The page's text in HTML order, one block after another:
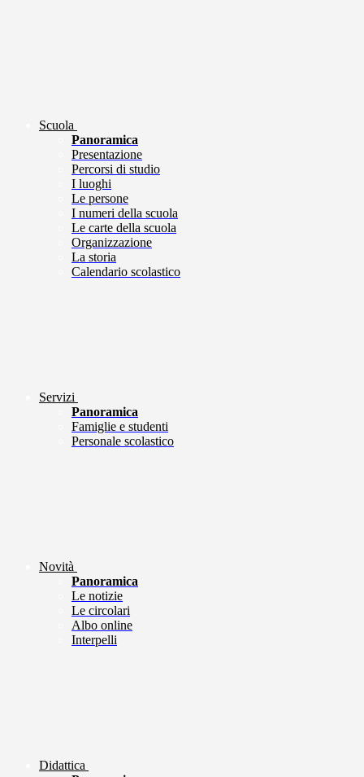
Scuola
Panoramica
Presentazione
Percorsi di studio
I luoghi
Le persone
I numeri della scuola
Le carte della scuola
Organizzazione
La storia
Calendario scolastico
Servizi
Panoramica
Famiglie e studenti
Personale scolastico
Novità
Panoramica
Le notizie
Le circolari
Albo online
Interpelli
Didattica